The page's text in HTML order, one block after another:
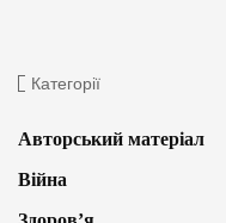
Категорії
Авторський матеріал
Війна